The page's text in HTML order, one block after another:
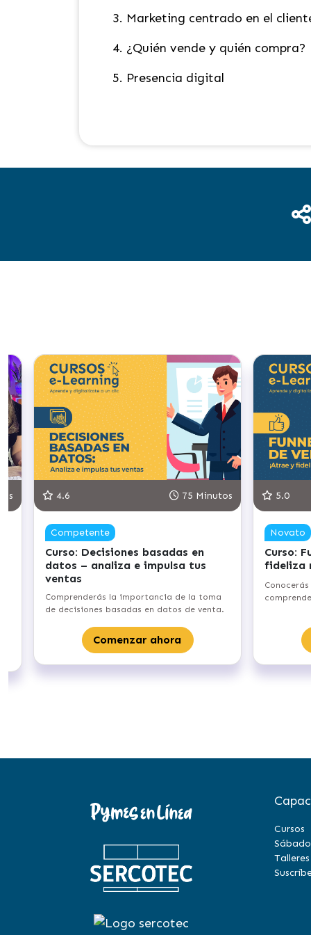
3. Marketing centrado en el
4. ¿Quién vende y quién compra?
5. Presencia digital
4.6 75 Minutos
Competente
Curso: Decisiones basadas en
datos – analiza e impulsa tus
ventas
Comprenderás la importancia de la toma
de decisiones basadas en datos de venta.
Comenzar ahora
5.0
Novato
Curso:
fideliza
Cursos
Talleres